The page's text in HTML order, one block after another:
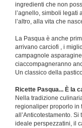
ingredienti che non
l’agnello, simboli
l’altro, alla vita che
La Pasqua è anche
arrivano carciofi , i
campagnole
ciaccompagneranno
Un classico della
Ricette Pasqua... È la
Nella tradizione
regionaliper proporlo in
all’Anticotestamento.
ideale perspezzatini, il